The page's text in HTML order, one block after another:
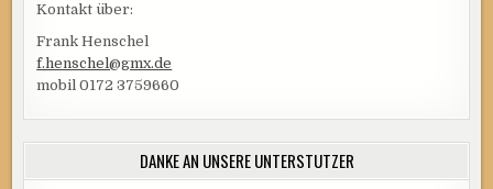
Kontakt über:
Frank Henschel
f.henschel@gmx.de
mobil 0172 3759660
DANKE AN UNSERE UNTERSTÜTZER